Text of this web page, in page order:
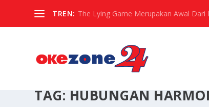
TREN: The Lying Game Merupakan Awal Dari
TAG: HUBUNGAN